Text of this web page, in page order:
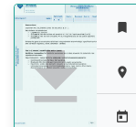



